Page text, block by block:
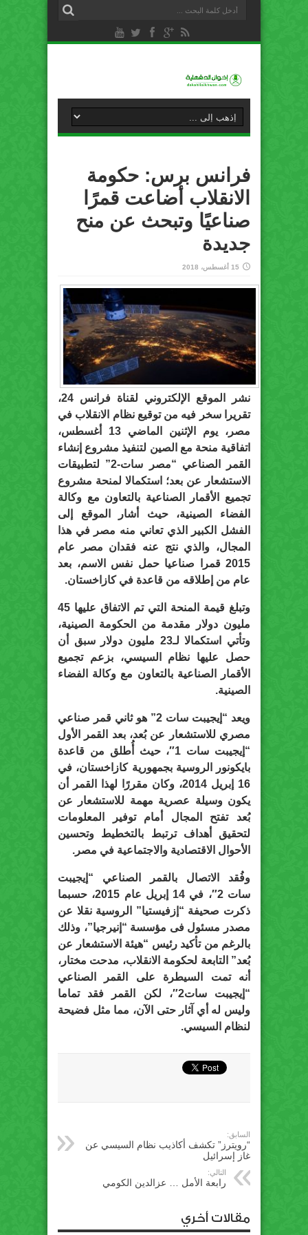
فرانس برس: حكومة
الانقلاب أضاعت قمرًا
صناعيًا وتبحث عن منح
جديدة
15 أغسطس، 2018
نشر الموقع الإلكتروني لقناة فرانس 24،
تقريرا سخر فيه من توقيع نظام الانقلاب في
مصر، يوم الإثنين الماضي 13 أغسطس،
اتفاقية منحة مع الصين لتنفيذ مشروع إنشاء
القمر الصناعي “مصر سات-2” لتطبيقات
الاستشعار عن بعد؛ استكمالا لمنحة مشروع
تجميع الأقمار الصناعية بالتعاون مع وكالة
الفضاء الصينية، حيث أشار الموقع إلى
الفشل الكبير الذي تعاني منه مصر في هذا
المجال، والذي نتج عنه فقدان مصر عام
2015 قمرا صناعيا حمل نفس الاسم، بعد
عام من إطلاقه من قاعدة في كازاخستان.
وتبلغ قيمة المنحة التي تم الاتفاق عليها 45
مليون دولار مقدمة من الحكومة الصينية،
وتأتي استكمالا لـ23 مليون دولار سبق أن
حصل عليها نظام السيسي، بزعم تجميع
الأقمار الصناعية بالتعاون مع وكالة الفضاء
الصينية.
ويعد “إيجيبت سات 2” هو ثاني قمر صناعي
مصري للاستشعار عن بُعد، بعد القمر الأول
“إيجيبت سات 1″، حيث أُطلق من قاعدة
بايكونور الروسية بجمهورية كازاخستان، في
16 إبريل 2014، وكان مقررًا لهذا القمر أن
يكون وسيلة عصرية مهمة للاستشعار عن
بُعد تفتح المجال أمام توفير المعلومات
لتحقيق أهداف ترتبط بالتخطيط وتحسين
الأحوال الاقتصادية والاجتماعية في مصر.
وفُقد الاتصال بالقمر الصناعي “إيجيبت
سات 2″، في 14 إبريل عام 2015، حسبما
ذكرت صحيفة “إزفيستيا” الروسية نقلا عن
مصدر مسئول فى مؤسسة “إنيرجيا”، وذلك
بالرغم من تأكيد رئيس “هيئة الاستشعار عن
بُعد” التابعة لحكومة الانقلاب، مدحت مختار،
أنه تمت السيطرة على القمر الصناعي
“إيجيبت سات2″، لكن القمر فقد تماما
وليس له أي آثار حتى الآن، مما مثل فضيحة
لنظام السيسي.
السابق:
“رويترز” تكشف أكاذيب نظام السيسي عن
غاز إسرائيل
التالي:
رابعة الأمل … عزالدين الكومي
مقالات أخري